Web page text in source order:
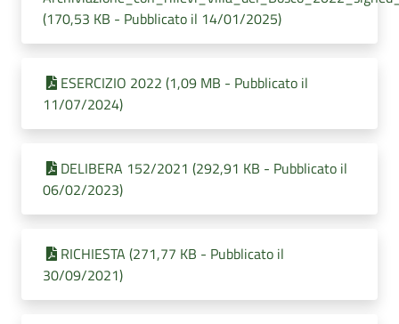
(170,53 KB - Pubblicato il 14/01/2025)
ESERCIZIO 2022 (1,09 MB - Pubblicato il
11/07/2024)
DELIBERA 152/2021 (292,91 KB - Pubblicato il
06/02/2023)
RICHIESTA (271,77 KB - Pubblicato il
30/09/2021)